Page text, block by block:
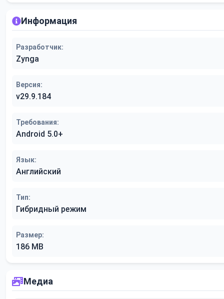
Информация
Разработчик:
Zynga
Версия:
v29.9.184
Требования:
Android 5.0+
Язык:
Английский
Тип:
Гибридный режим
Размер:
186 MB
Медиа